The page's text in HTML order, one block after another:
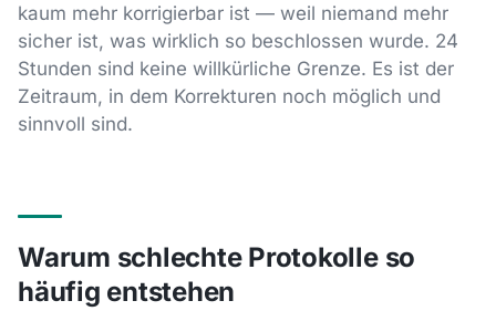
kaum mehr korrigierbar ist — weil niemand mehr
sicher ist, was wirklich so beschlossen wurde. 24
Stunden sind keine willkürliche Grenze. Es ist der
Zeitraum, in dem Korrekturen noch möglich und
sinnvoll sind.
Warum schlechte Protokolle so
häufig entstehen